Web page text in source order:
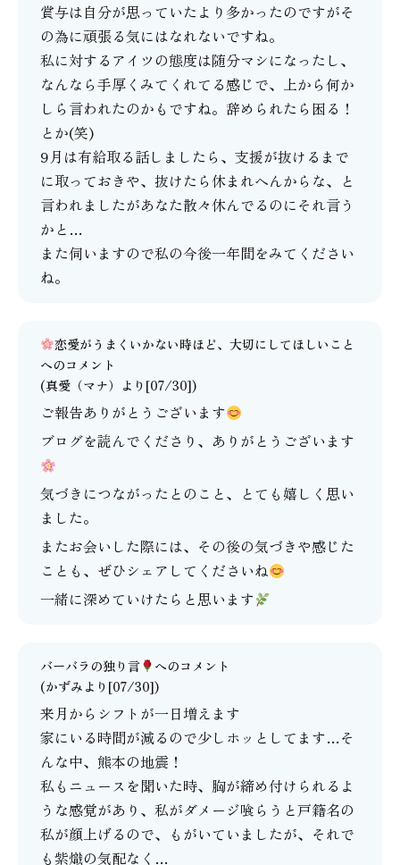
賞与は自分が思っていたより多かったのですがそ
の為に頑張る気にはなれないですね。
私に対するアイツの態度は随分マシになったし、
なんなら手厚くみてくれてる感じで、上から何か
しら言われたのかもですね。辞められたら困る！
とか(笑)
9月は有給取る話しましたら、支援が抜けるまで
に取っておきや、抜けたら休まれへんからな、と
言われましたがあなた散々休んでるのにそれ言う
かと…
また伺いますので私の今後一年間をみてください
ね。
恋愛がうまくいかない時ほど、大切にしてほしいこと
へのコメント
(真愛（マナ） より[07/30])
ご報告ありがとうございます
ブログを読んでくださり、ありがとうございます
気づきにつながったとのこと、とても嬉しく思い
ました。
またお会いした際には、その後の気づきや感じた
ことも、ぜひシェアしてくださいね
一緒に深めていけたらと思います
バーバラの独り言
へのコメント
(かずみより[07/30])
来月からシフトが一日増えます
家にいる時間が減るので少しホッとしてます…そ
んな中、熊本の地震！
私もニュースを聞いた時、胸が締め付けられるよ
うな感覚があり、私がダメージ喰らうと戸籍名の
私が顔上げるので、もがいていましたが、それで
も紫熾の気配なく…